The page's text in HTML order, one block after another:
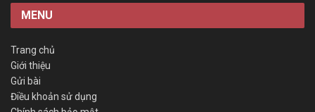
MENU
Trang chủ
Giới thiệu
Gửi bài
Điều khoản sử dụng